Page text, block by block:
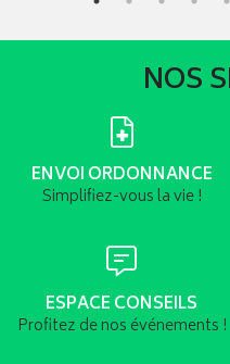
NOS
ENVOI ORDONNANCE
Simplifiez-vous la vie !
ESPACE CONSEILS
Profitez de nos événements !